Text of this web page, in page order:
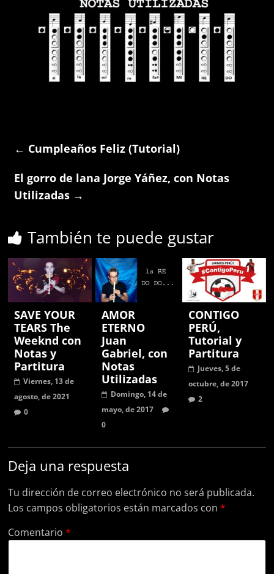
← Cumpleaños Feliz (Tutorial)
El gorro de lana Jorge Yáñez, con Notas
Utilizadas →
También te puede gustar
SAVE YOUR
TEARS The
Weeknd con
Notas y
Partitura
Viernes, 13 de
agosto, de 2021
0
AMOR
ETERNO
Juan
Gabriel, con
Notas
Utilizadas
Domingo, 14 de
mayo, de 2017
0
CONTIGO
PERÚ,
Tutorial y
Partitura
Jueves, 5 de
octubre, de 2017
2
Deja una respuesta
Tu dirección de correo electrónico no será publicada.
Los campos obligatorios están marcados con*
Comentario*